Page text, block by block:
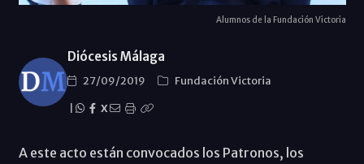
Alumnos de la Fundación Victoria
Diócesis Málaga
27/09/2019
Fundación Victoria
X
A este acto están convocados los Patronos, los